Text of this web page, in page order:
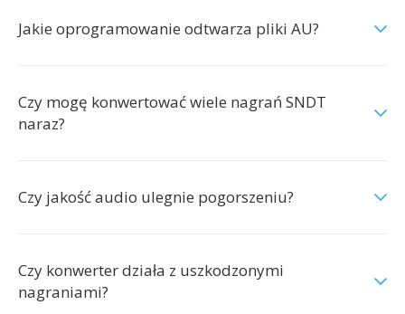
Jakie oprogramowanie odtwarza pliki AU?
Czy mogę konwertować wiele nagrań SNDT
naraz?
Czy jakość audio ulegnie pogorszeniu?
Czy konwerter działa z uszkodzonymi
nagraniami?